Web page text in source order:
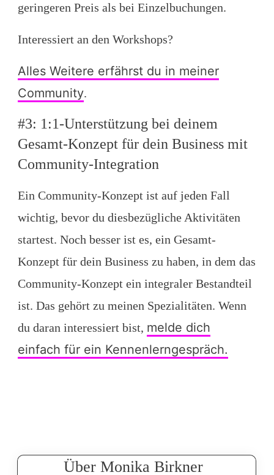
geringeren Preis als bei Einzelbuchungen.
Interessiert an den Workshops?
Alles Weitere erfährst du in meiner
Community.
#3: 1:1-Unterstützung bei deinem
Gesamt-Konzept für dein Business mit
Community-Integration
Ein Community-Konzept ist auf jeden Fall
wichtig, bevor du diesbezügliche Aktivitäten
startest. Noch besser ist es, ein Gesamt-
Konzept für dein Business zu haben, in dem das
Community-Konzept ein integraler Bestandteil
ist. Das gehört zu meinen Spezialitäten. Wenn
du daran interessiert bist, melde dich
einfach für ein Kennenlerngespräch.
Über Monika Birkner